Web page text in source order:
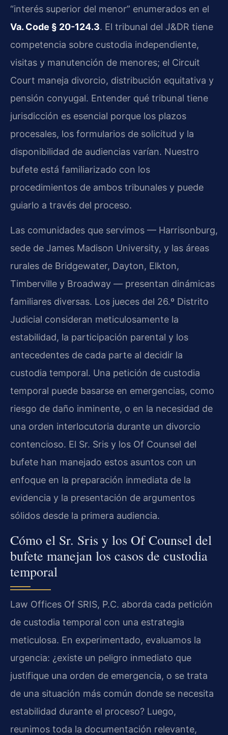
“interés superior del menor” enumerados en el
Va. Code § 20-124.3. El tribunal del J&DR tiene
competencia sobre custodia independiente,
visitas y manutención de menores; el Circuit
Court maneja divorcio, distribución equitativa y
pensión conyugal. Entender qué tribunal tiene
jurisdicción es esencial porque los plazos
procesales, los formularios de solicitud y la
disponibilidad de audiencias varían. Nuestro
bufete está familiarizado con los
procedimientos de ambos tribunales y puede
guiarlo a través del proceso.
Las comunidades que servimos — Harrisonburg,
sede de James Madison University, y las áreas
rurales de Bridgewater, Dayton, Elkton,
Timberville y Broadway — presentan dinámicas
familiares diversas. Los jueces del 26.º Distrito
Judicial consideran meticulosamente la
estabilidad, la participación parental y los
antecedentes de cada parte al decidir la
custodia temporal. Una petición de custodia
temporal puede basarse en emergencias, como
riesgo de daño inminente, o en la necesidad de
una orden interlocutoria durante un divorcio
contencioso. El Sr. Sris y los Of Counsel del
bufete han manejado estos asuntos con un
enfoque en la preparación inmediata de la
evidencia y la presentación de argumentos
sólidos desde la primera audiencia.
Cómo el Sr. Sris y los Of Counsel del
bufete manejan los casos de custodia
temporal
Law Offices Of SRIS, P.C. aborda cada petición
de custodia temporal con una estrategia
meticulosa. En experimentado, evaluamos la
urgencia: ¿existe un peligro inmediato que
justifique una orden de emergencia, o se trata
de una situación más común donde se necesita
estabilidad durante el proceso? Luego,
reunimos toda la documentación relevante,